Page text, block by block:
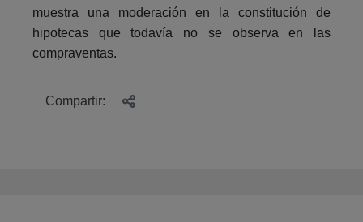
muestra una moderación en la constitución de
hipotecas que todavía no se observa en las
compraventas.
Compartir: